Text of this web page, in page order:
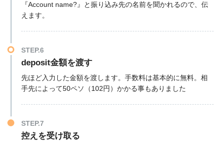
『Account name?』と振り込み先の名前を聞かれるので、伝
えます。
STEP.6
deposit金額を渡す
先ほど入力した金額を渡します。手数料は基本的に無料。相
手先によって50ペソ（102円）かかる事もありました
STEP.7
控えを受け取る